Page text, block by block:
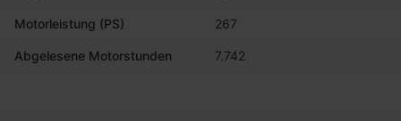
Motorleistung (PS) 267
Abgelesene Motorstunden 7.742